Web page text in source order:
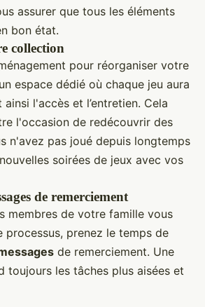
assurer que tous les éléments
bon état.
collection
pour réorganiser votre
espace dédié où chaque jeu aura
l'accès et l’entretien. Cela
l'occasion de redécouvrir des
n'avez pas joué depuis longtemps
soirées de jeux avec vos
de remerciement
membres de votre famille vous
processus, prenez le temps de
de remerciement. Une
toujours les tâches plus aisées et